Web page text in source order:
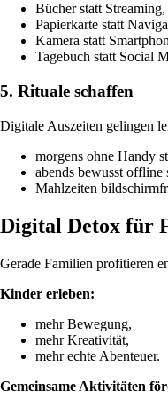
Bücher statt Streaming,
Papierkarte statt
Kamera statt
Tagebuch statt Social
5. Rituale schaffen
Digitale Auszeiten gelingen
morgens ohne Handy
abends bewusst offline
Mahlzeiten
Digital Detox für
Gerade Familien profitieren
Kinder erleben:
mehr Bewegung,
mehr Kreativität,
mehr echte Abenteuer.
Gemeinsame Aktivitäten